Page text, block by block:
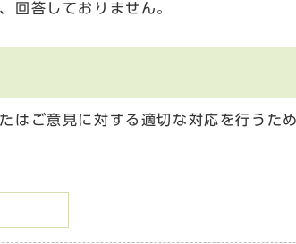
回答しておりません。
はご意見に対する適切な対応を行うた